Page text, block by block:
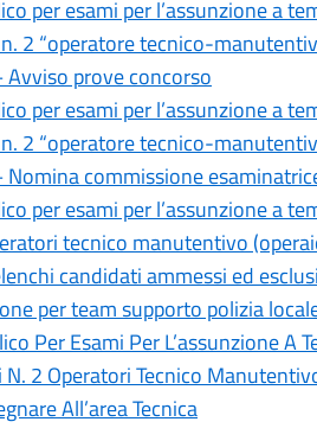
per esami per l’assunzione a
2 “operatore tecnico-
Avviso prove concorso
per esami per l’assunzione a
2 “operatore tecnico-
Nomina commissione
per esami per l’assunzione a
tecnico manutentivo
candidati ammessi ed
per team supporto polizia
Per Esami Per L’assunzione
N. 2 Operatori Tecnico
All’area Tecnica